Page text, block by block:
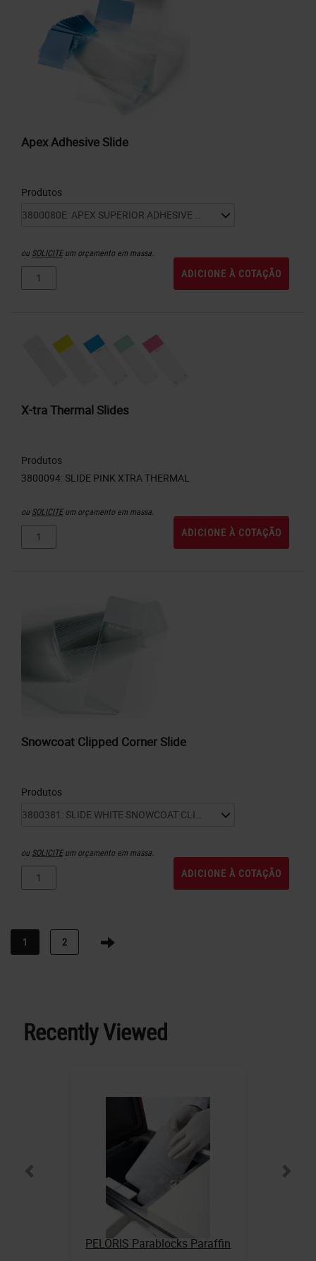
Apex Adhesive Slide
Produtos
ou SOLICITEum orçamento em massa.
ADICIONE À COTAÇÃO
X-tra Thermal Slides
Produtos
ou SOLICITEum orçamento em massa.
ADICIONE À COTAÇÃO
Snowcoat Clipped Corner Slide
Produtos
ou SOLICITEum orçamento em massa.
ADICIONE À COTAÇÃO
1 2
Recently Viewed
PELORIS Parablocks Paraffin